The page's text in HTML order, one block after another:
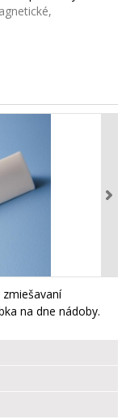
na dne nádoby.